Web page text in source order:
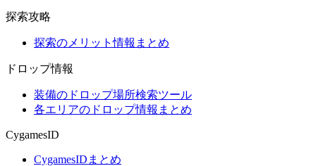
探索攻略
探索のメリット情報まとめ
ドロップ情報
装備のドロップ場所検索ツール
各エリアのドロップ情報まとめ
CygamesID
CygamesIDまとめ